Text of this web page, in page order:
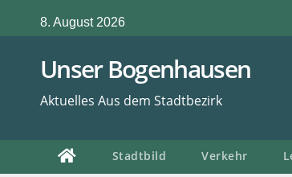
Inhalt
springen
8. August 2026
Unser Bogenhausen
Aktuelles Aus dem Stadtbezirk
Stadtbild Verkehr